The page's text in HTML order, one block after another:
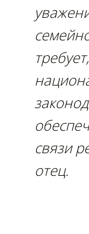
связи
отец.